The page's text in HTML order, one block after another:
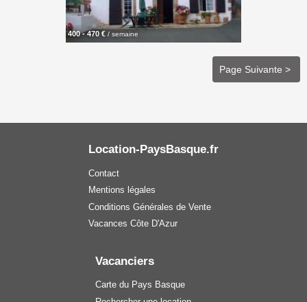
400 - 470 € / semaine
Page Suivante >
Location-PaysBasque.fr
Contact
Mentions légales
Conditions Générales de Vente
Vacances Côte D'Azur
Vacanciers
Carte du Pays Basque